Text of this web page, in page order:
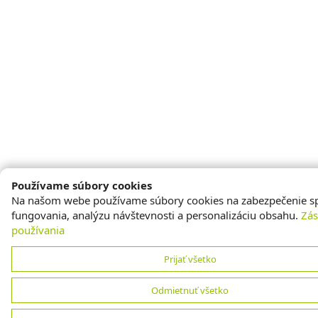
Používame súbory cookies
Na našom webe používame súbory cookies na zabezpečenie
fungovania, analýzu návštevnosti a personalizáciu obsahu.
používania
Prijať všetko
Odmietnuť všetko